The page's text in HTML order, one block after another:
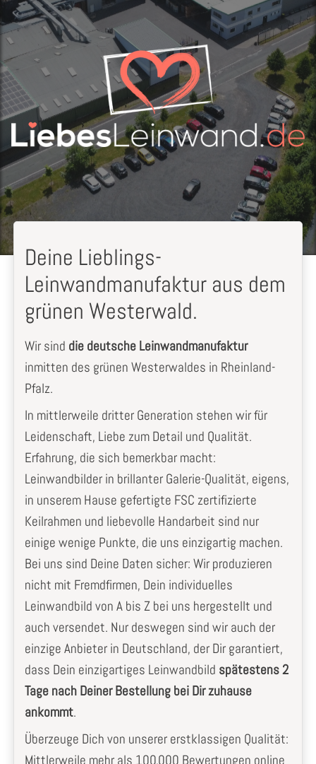
Deine Lieblings-
Leinwandmanufaktur aus dem
grünen Westerwald.
Wir sind die deutsche Leinwandmanufaktur
inmitten des grünen Westerwaldes in Rheinland-
Pfalz.
In mittlerweile dritter Generation stehen wir für
Leidenschaft, Liebe zum Detail und Qualität.
Erfahrung, die sich bemerkbar macht:
Leinwandbilder in brillanter Galerie-Qualität, eigens,
in unserem Hause gefertigte FSC zertifizierte
Keilrahmen und liebevolle Handarbeit sind nur
einige wenige Punkte, die uns einzigartig machen.
Bei uns sind Deine Daten sicher: Wir produzieren
nicht mit Fremdfirmen, Dein individuelles
Leinwandbild von A bis Z bei uns hergestellt und
auch versendet. Nur deswegen sind wir auch der
einzige Anbieter in Deutschland, der Dir garantiert,
dass Dein einzigartiges Leinwandbild spätestens 2
Tage nach Deiner Bestellung bei Dir zuhause
ankommt.
Überzeuge Dich von unserer erstklassigen Qualität:
Mittlerweile mehr als 100.000 Bewertungen online